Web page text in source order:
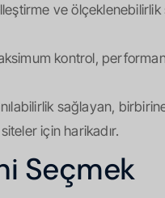
ve
kontrol,
sağlayan,
için harikadır.
Seçmek